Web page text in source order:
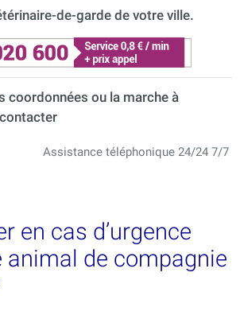
de-garde de votre ville.
coordonnées ou la marche à
Assistance téléphonique 24/24 7/7
en cas d’urgence
animal de compagnie